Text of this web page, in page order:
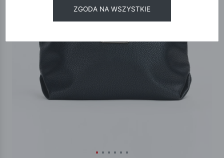
ZGODA NA WSZYSTKIE